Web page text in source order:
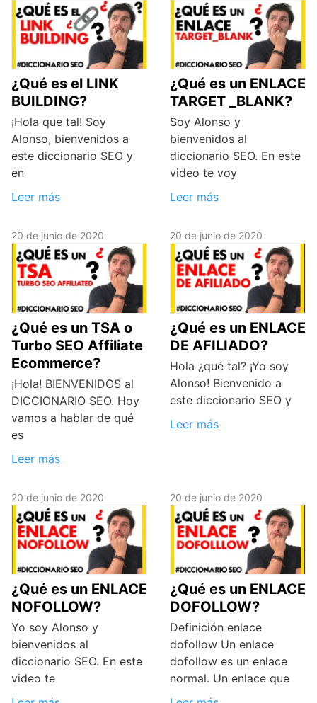
¿Qué es el LINK
BUILDING?
¡Hola que tal! Soy
Alonso, bienvenidos a
este diccionario SEO y
en
Leer más
¿Qué es un ENLACE
TARGET _BLANK?
Soy Alonso y
bienvenidos al
diccionario SEO. En este
video te voy
Leer más
20 de junio de 2020
¿Qué es un TSA o
Turbo SEO Affiliate
Ecommerce?
¡Hola! BIENVENIDOS al
DICCIONARIO SEO. Hoy
vamos a hablar de qué
es
Leer más
20 de junio de 2020
¿Qué es un ENLACE
DE AFILIADO?
Hola ¿qué tal? ¡Yo soy
Alonso! Bienvenido a
este diccionario SEO y
Leer más
20 de junio de 2020
¿Qué es un ENLACE
NOFOLLOW?
Yo soy Alonso y
bienvenidos al
diccionario SEO. En este
video te
20 de junio de 2020
¿Qué es un ENLACE
DOFOLLOW?
Definición enlace
dofollow Un enlace
dofollow es un enlace
normal. Un enlace que